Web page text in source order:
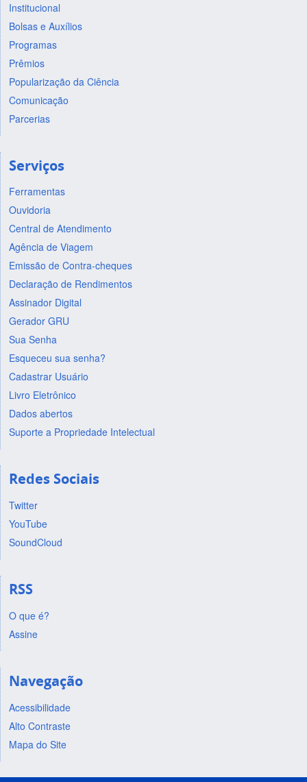
Institucional
Bolsas e Auxílios
Programas
Prêmios
Popularização da Ciência
Comunicação
Parcerias
Serviços
Ferramentas
Ouvidoria
Central de Atendimento
Agência de Viagem
Emissão de Contra-cheques
Declaração de Rendimentos
Assinador Digital
Gerador GRU
Sua Senha
Esqueceu sua senha?
Cadastrar Usuário
Livro Eletrônico
Dados abertos
Suporte a Propriedade Intelectual
Redes Sociais
Twitter
YouTube
SoundCloud
RSS
O que é?
Assine
Navegação
Acessibilidade
Alto Contraste
Mapa do Site